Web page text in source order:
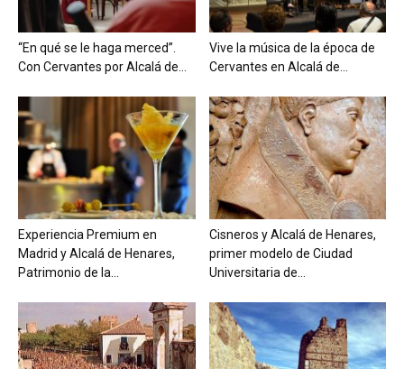
“En qué se le haga merced”.
Con Cervantes por Alcalá de...
Vive la música de la época de
Cervantes en Alcalá de...
Experiencia Premium en
Madrid y Alcalá de Henares,
Patrimonio de la...
Cisneros y Alcalá de Henares,
primer modelo de Ciudad
Universitaria de...